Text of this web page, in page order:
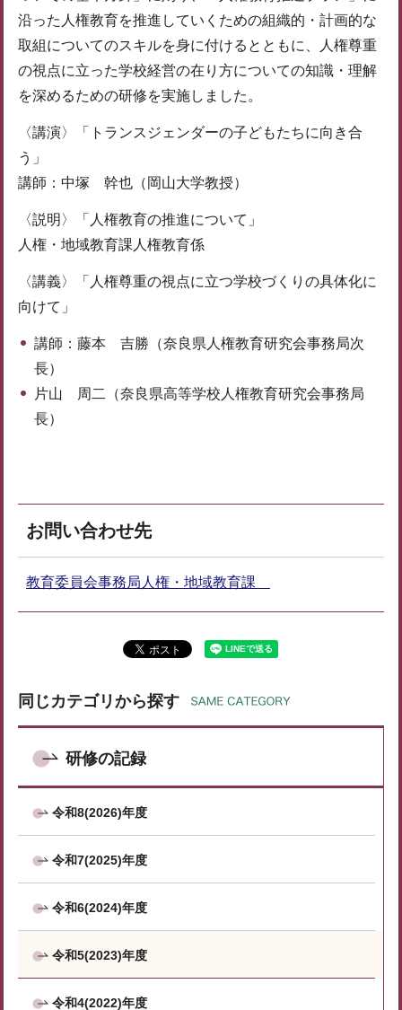
沿った人権教育を推進していくための組織的・計画的な
取組についてのスキルを身に付けるとともに、人権尊重
の視点に立った学校経営の在り方についての知識・理解
を深めるための研修を実施しました。
〈講演〉「トランスジェンダーの子どもたちに向き合
う」
講師：中塚 幹也（岡山大学教授）
〈説明〉「人権教育の推進について」
人権・地域教育課人権教育係
〈講義〉「人権尊重の視点に立つ学校づくりの具体化に
向けて」
講師：藤本 吉勝（奈良県人権教育研究会事務局次
長）
片山 周二（奈良県高等学校人権教育研究会事務局
長）
お問い合わせ先
教育委員会事務局人権・地域教育課
同じカテゴリから探す
研修の記録
令和8(2026)年度
令和7(2025)年度
令和6(2024)年度
令和5(2023)年度
令和4(2022)年度